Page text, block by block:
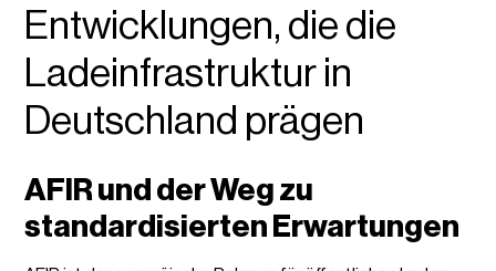
Entwicklungen, die die
Ladeinfrastruktur in
Deutschland prägen
AFIR und der Weg zu
standardisierten Erwartungen